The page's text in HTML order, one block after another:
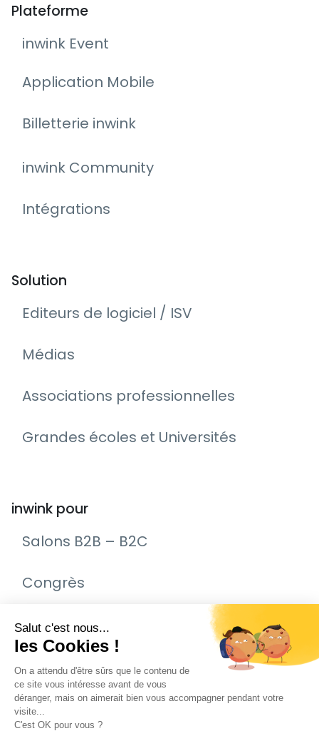
Plateforme
inwink Event
Application Mobile
Billetterie inwink
inwink Community
Intégrations
Solution
Editeurs de logiciel / ISV
Médias
Associations professionnelles
Grandes écoles et Universités
inwink pour
Salons B2B – B2C
Congrès
Remise de prix – Awards
Journée Portes Ouvertes (JPO)